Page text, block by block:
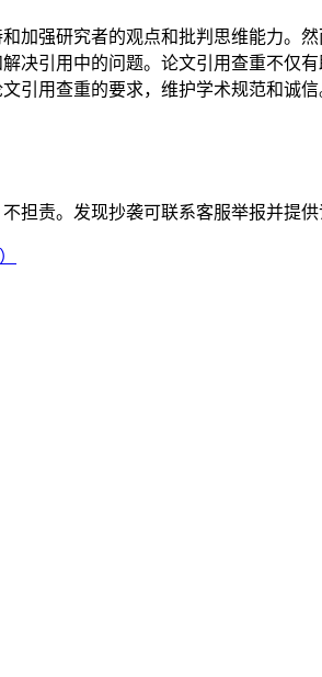
加强研究者的观点和批判思维能力。
决引用中的问题。论文引用查重不仅
引用查重的要求，维护学术规范和诚信
担责。发现抄袭可联系客服举报并提供